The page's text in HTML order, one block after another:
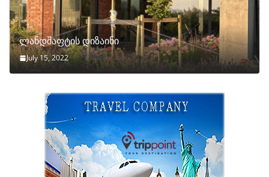
ლანდშაფტის დიზაინი
July 15, 2022